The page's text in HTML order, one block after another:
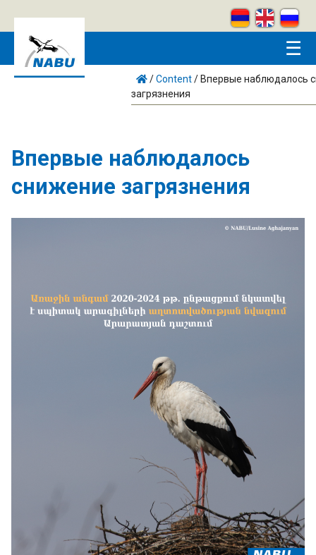
☰
/Content/ Впервые наблюдалось
загрязнения
Впервые наблюдалось
снижение загрязнения